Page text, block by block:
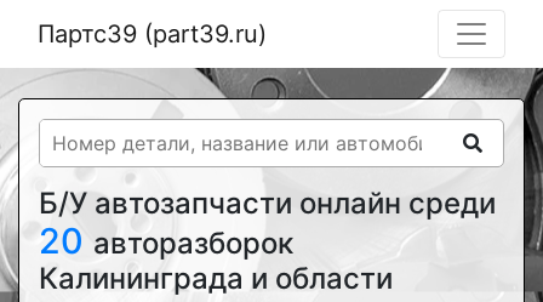
Партс39 (part39.ru)
Б/У автозапчасти онлайн среди
20 авторазборок
Калининграда и области